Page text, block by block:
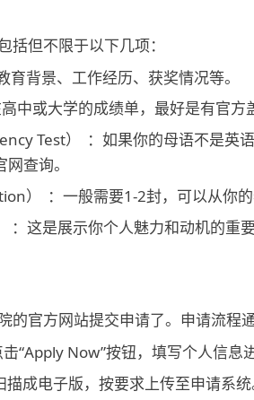
括但不限于以下几项：
育背景、工作经历、获奖情况等。
中或大学的成绩单，最好是有官方
Test）
：如果你的母语不是英
查询。
）
：一般需要1-2封，可以从你
：这是展示你个人魅力和动机的重
的官方网站提交申请了。申请流程
“Apply Now”按钮，填写个人信息
成电子版，按要求上传至申请系统